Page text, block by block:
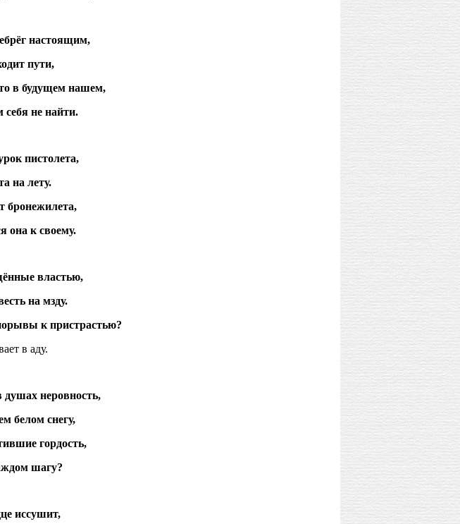
настоящим,
пути,
в будущем нашем,
себя не найти.
пистолета,
на лету.
бронежилета,
она к своему.
властью,
на мзду.
к пристрастью?
в аду.
неровность,
белом снегу,
гордость,
шагу?
иссушит,